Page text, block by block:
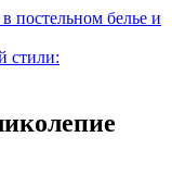
постельном белье и
стили: